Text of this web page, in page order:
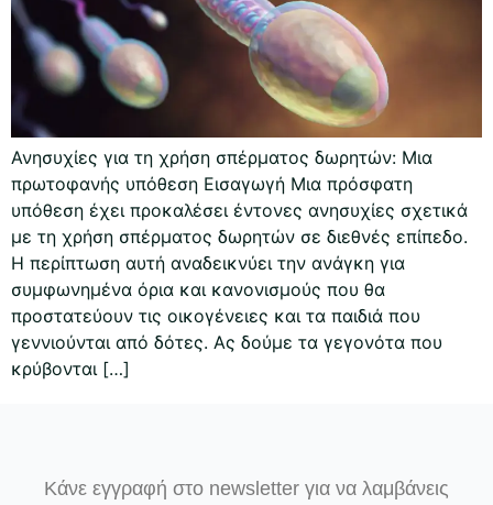
Ανησυχίες για τη χρήση σπέρματος δωρητών: Μια
πρωτοφανής υπόθεση Εισαγωγή Μια πρόσφατη
υπόθεση έχει προκαλέσει έντονες ανησυχίες σχετικά
με τη χρήση σπέρματος δωρητών σε διεθνές επίπεδο.
Η περίπτωση αυτή αναδεικνύει την ανάγκη για
συμφωνημένα όρια και κανονισμούς που θα
προστατεύουν τις οικογένειες και τα παιδιά που
γεννιούνται από δότες. Ας δούμε τα γεγονότα που
κρύβονται […]
Κάνε εγγραφή στο newsletter για να λαμβάνεις